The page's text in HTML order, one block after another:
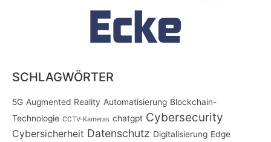
SCHLAGWÖRTER
5G Augmented Reality Automatisierung Blockchain-
Technologie CCTV-Kameras chatgpt Cybersecurity
Cybersicherheit Datenschutz Digitalisierung Edge